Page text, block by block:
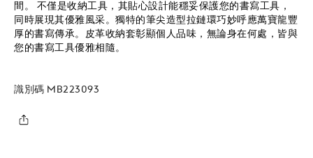
間。 不僅是收納工具，其貼心設計能穩妥保護您的書寫工具，
同時展現其優雅風采。獨特的筆尖造型拉鏈環巧妙呼應萬寶龍豐
厚的書寫傳承。皮革收納套彰顯個人品味，無論身在何處，皆與
您的書寫工具優雅相隨。
識別碼 MB223093